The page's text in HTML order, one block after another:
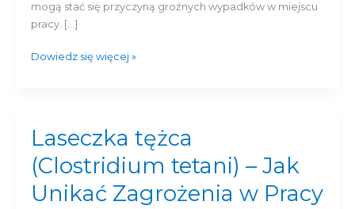
mogą stać się przyczyną groźnych wypadków w miejscu
pracy. […]
obiekty?
Dowiedz się więcej »
Laseczka tężca
(Clostridium tetani) – Jak
Unikać Zagrożenia w Pracy
Laseczka
tężca
(Clostridium
tetani)
–